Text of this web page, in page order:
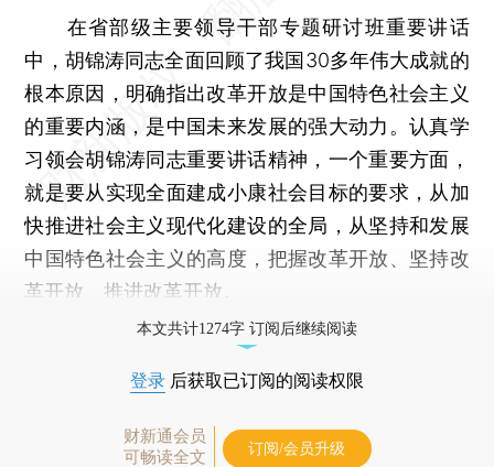
在省部级主要领导干部专题研讨班重要讲话
中，胡锦涛同志全面回顾了我国30多年伟大成就的
根本原因，明确指出改革开放是中国特色社会主义
的重要内涵，是中国未来发展的强大动力。认真学
习领会胡锦涛同志重要讲话精神，一个重要方面，
就是要从实现全面建成小康社会目标的要求，从加
快推进社会主义现代化建设的全局，从坚持和发展
中国特色社会主义的高度，把握改革开放、坚持改
革开放、推进改革开放。
本文共计1274字 订阅后继续阅读
登录 后获取已订阅的阅读权限
财新通会员
可畅读全文
订阅/会员升级